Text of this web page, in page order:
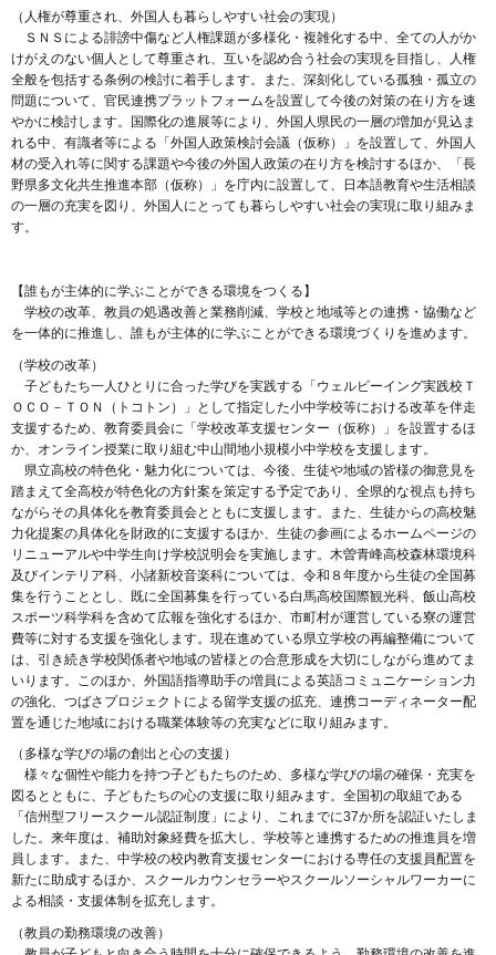
（人権が尊重され、外国人も暮らしやすい社会の実現）
ＳＮＳによる誹謗中傷など人権課題が多様化・複雑化する中、全ての人がか
けがえのない個人として尊重され、互いを認め合う社会の実現を目指し、人権
全般を包括する条例の検討に着手します。また、深刻化している孤独・孤立の
問題について、官民連携プラットフォームを設置して今後の対策の在り方を速
やかに検討します。国際化の進展等により、外国人県民の一層の増加が見込ま
れる中、有識者等による「外国人政策検討会議（仮称）」を設置して、外国人
材の受入れ等に関する課題や今後の外国人政策の在り方を検討するほか、「長
野県多文化共生推進本部（仮称）」を庁内に設置して、日本語教育や生活相談
の一層の充実を図り、外国人にとっても暮らしやすい社会の実現に取り組みま
す。
【誰もが主体的に学ぶことができる環境をつくる】
学校の改革、教員の処遇改善と業務削減、学校と地域等との連携・協働など
を一体的に推進し、誰もが主体的に学ぶことができる環境づくりを進めます。
（学校の改革）
子どもたち一人ひとりに合った学びを実践する「ウェルビーイング実践校Ｔ
ＯＣＯ－ＴＯＮ（トコトン）」として指定した小中学校等における改革を伴走
支援するため、教育委員会に「学校改革支援センター（仮称）」を設置するほ
か、オンライン授業に取り組む中山間地小規模小中学校を支援します。
県立高校の特色化・魅力化については、今後、生徒や地域の皆様の御意見を
踏まえて全高校が特色化の方針案を策定する予定であり、全県的な視点も持ち
ながらその具体化を教育委員会とともに支援します。また、生徒からの高校魅
力化提案の具体化を財政的に支援するほか、生徒の参画によるホームページの
リニューアルや中学生向け学校説明会を実施します。木曽青峰高校森林環境科
及びインテリア科、小諸新校音楽科については、令和８年度から生徒の全国募
集を行うこととし、既に全国募集を行っている白馬高校国際観光科、飯山高校
スポーツ科学科を含めて広報を強化するほか、市町村が運営している寮の運営
費等に対する支援を強化します。現在進めている県立学校の再編整備について
は、引き続き学校関係者や地域の皆様との合意形成を大切にしながら進めてま
いります。このほか、外国語指導助手の増員による英語コミュニケーション力
の強化、つばさプロジェクトによる留学支援の拡充、連携コーディネーター配
置を通じた地域における職業体験等の充実などに取り組みます。
（多様な学びの場の創出と心の支援）
様々な個性や能力を持つ子どもたちのため、多様な学びの場の確保・充実を
図るとともに、子どもたちの心の支援に取り組みます。全国初の取組である
「信州型フリースクール認証制度」により、これまでに37か所を認証いたしま
した。来年度は、補助対象経費を拡大し、学校等と連携するための推進員を増
員します。また、中学校の校内教育支援センターにおける専任の支援員配置を
新たに助成するほか、スクールカウンセラーやスクールソーシャルワーカーに
よる相談・支援体制を拡充します。
（教員の勤務環境の改善）